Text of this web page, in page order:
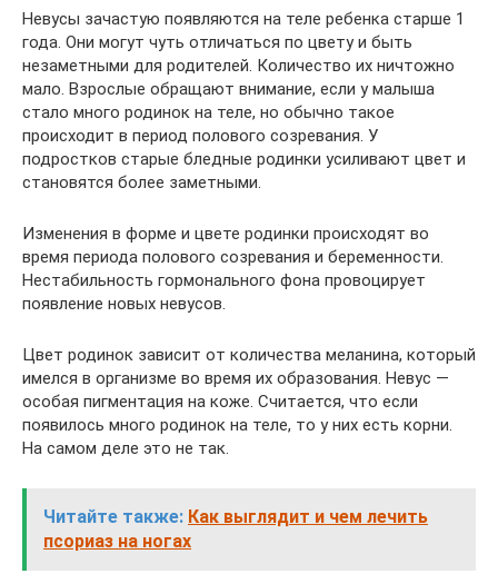
Невусы зачастую появляются на теле ребенка старше 1
года. Они могут чуть отличаться по цвету и быть
незаметными для родителей. Количество их ничтожно
мало. Взрослые обращают внимание, если у малыша
стало много родинок на теле, но обычно такое
происходит в период полового созревания. У
подростков старые бледные родинки усиливают цвет и
становятся более заметными.
Изменения в форме и цвете родинки происходят во
время периода полового созревания и беременности.
Нестабильность гормонального фона провоцирует
появление новых невусов.
Цвет родинок зависит от количества меланина, который
имелся в организме во время их образования. Невус —
особая пигментация на коже. Считается, что если
появилось много родинок на теле, то у них есть корни.
На самом деле это не так.
Читайте также: Как выглядит и чем лечить
псориаз на ногах